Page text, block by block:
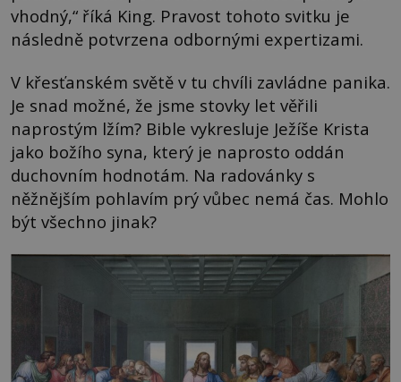
vhodný,“ říká King. Pravost tohoto svitku je
následně potvrzena odbornými expertizami.
V křesťanském světě v tu chvíli zavládne panika.
Je snad možné, že jsme stovky let věřili
naprostým lžím? Bible vykresluje Ježíše Krista
jako božího syna, který je naprosto oddán
duchovním hodnotám. Na radovánky s
něžnějším pohlavím prý vůbec nemá čas. Mohlo
být všechno jinak?